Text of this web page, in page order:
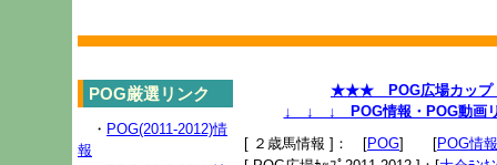
POG厳選リンク
・ POG(2011-2012)情
報
★★★ POG広場カッ
↓ ↓ ↓ POG情報・POG動画
[ ２歳馬情報 ]： [POG] [POG情報